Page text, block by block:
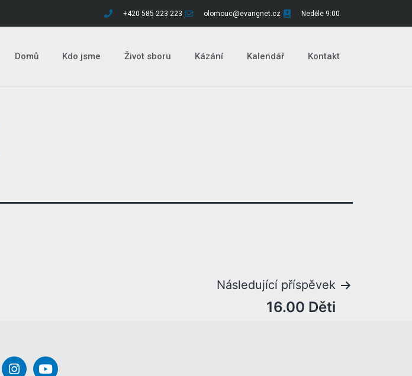
+420 585 223 223 olomouc@evangnet.cz Neděle 9:00
Domů Kdo jsme Život sboru Kázání Kalendář Kontakt
Následující příspěvek
16.00 Děti